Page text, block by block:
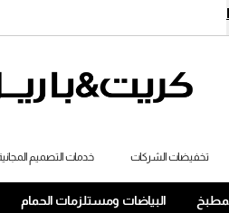
تخفيضات الشركات خدمات التصميم
البياضات ومستلزمات الحمام